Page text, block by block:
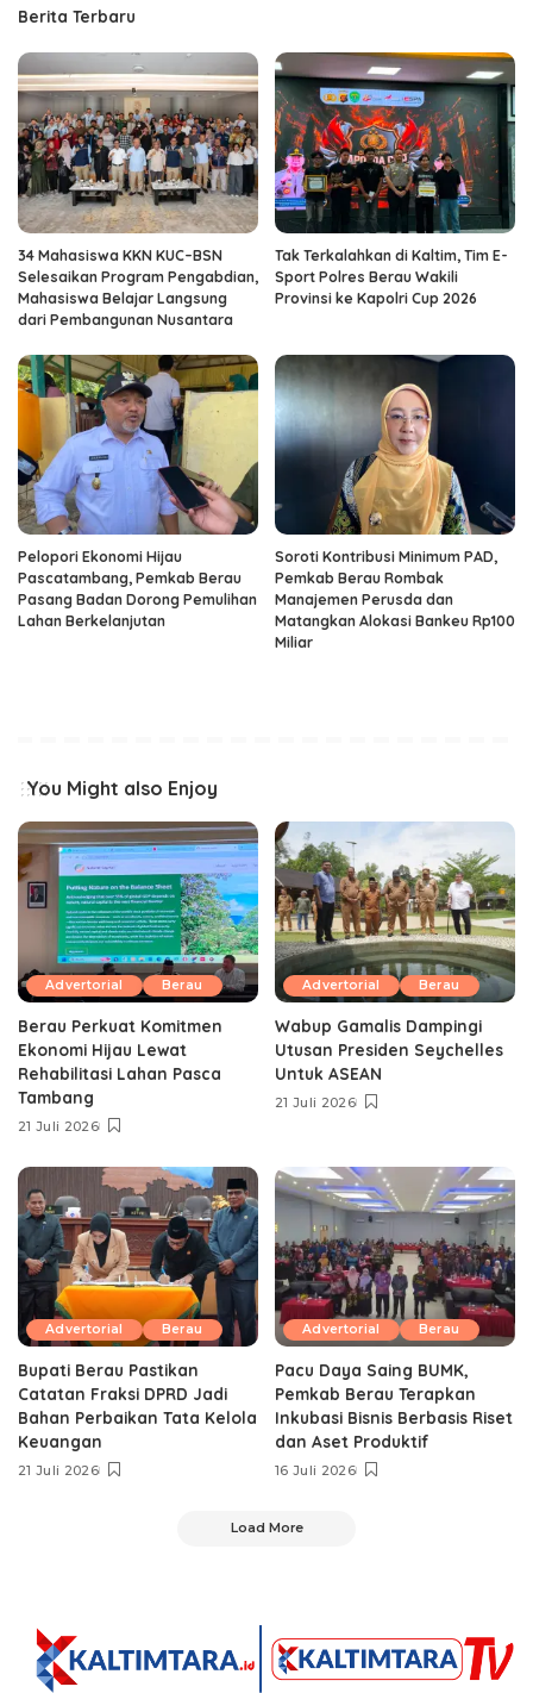
Berita Terbaru
34 Mahasiswa KKN KUC–BSN
Selesaikan Program Pengabdian,
Mahasiswa Belajar Langsung
dari Pembangunan Nusantara
Tak Terkalahkan di Kaltim, Tim E-
Sport Polres Berau Wakili
Provinsi ke Kapolri Cup 2026
Pelopori Ekonomi Hijau
Pascatambang, Pemkab Berau
Pasang Badan Dorong Pemulihan
Lahan Berkelanjutan
Soroti Kontribusi Minimum PAD,
Pemkab Berau Rombak
Manajemen Perusda dan
Matangkan Alokasi Bankeu Rp100
Miliar
You Might also Enjoy
Advertorial Berau
Berau Perkuat Komitmen
Ekonomi Hijau Lewat
Rehabilitasi Lahan Pasca
Tambang
21 Juli 2026
Advertorial Berau
Wabup Gamalis Dampingi
Utusan Presiden Seychelles
Untuk ASEAN
21 Juli 2026
Advertorial Berau
Bupati Berau Pastikan
Catatan Fraksi DPRD Jadi
Bahan Perbaikan Tata Kelola
Keuangan
21 Juli 2026
Advertorial Berau
Pacu Daya Saing BUMK,
Pemkab Berau Terapkan
Inkubasi Bisnis Berbasis Riset
dan Aset Produktif ‎
16 Juli 2026
Load More